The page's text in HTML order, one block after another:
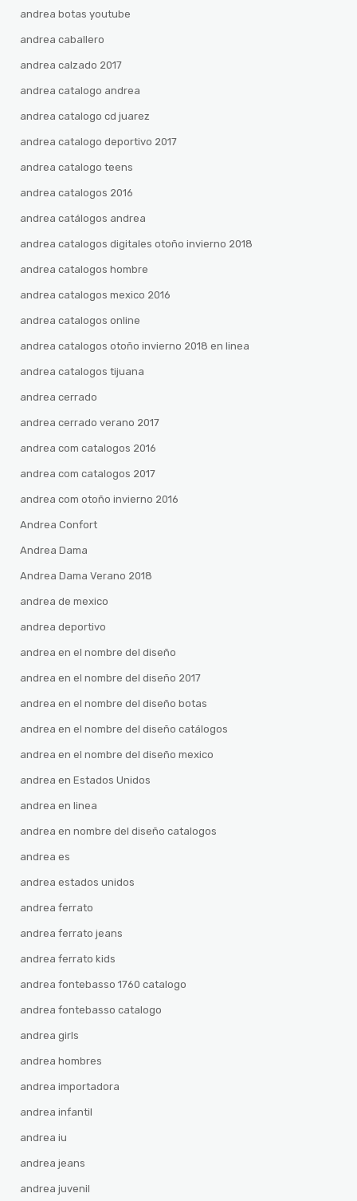
andrea botas youtube
andrea caballero
andrea calzado 2017
andrea catalogo andrea
andrea catalogo cd juarez
andrea catalogo deportivo 2017
andrea catalogo teens
andrea catalogos 2016
andrea catálogos andrea
andrea catalogos digitales otoño invierno 2018
andrea catalogos hombre
andrea catalogos mexico 2016
andrea catalogos online
andrea catalogos otoño invierno 2018 en linea
andrea catalogos tijuana
andrea cerrado
andrea cerrado verano 2017
andrea com catalogos 2016
andrea com catalogos 2017
andrea com otoño invierno 2016
Andrea Confort
Andrea Dama
Andrea Dama Verano 2018
andrea de mexico
andrea deportivo
andrea en el nombre del diseño
andrea en el nombre del diseño 2017
andrea en el nombre del diseño botas
andrea en el nombre del diseño catálogos
andrea en el nombre del diseño mexico
andrea en Estados Unidos
andrea en linea
andrea en nombre del diseño catalogos
andrea es
andrea estados unidos
andrea ferrato
andrea ferrato jeans
andrea ferrato kids
andrea fontebasso 1760 catalogo
andrea fontebasso catalogo
andrea girls
andrea hombres
andrea importadora
andrea infantil
andrea iu
andrea jeans
andrea juvenil